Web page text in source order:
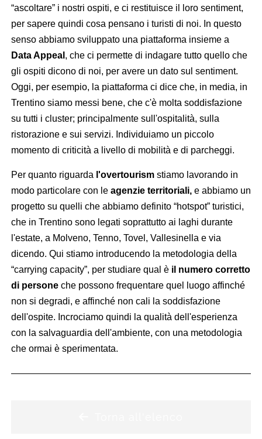
“ascoltare” i nostri ospiti, e ci restituisce il loro sentiment,
per sapere quindi cosa pensano i turisti di noi. In questo
senso abbiamo sviluppato una piattaforma insieme a
Data Appeal , che ci permette di indagare tutto quello che
gli ospiti dicono di noi, per avere un dato sul sentiment.
Oggi, per esempio, la piattaforma ci dice che, in media, in
Trentino siamo messi bene, che c'è molta soddisfazione
su tutti i cluster; principalmente sull'ospitalità, sulla
ristorazione e sui servizi. Individuiamo un piccolo
momento di criticità a livello di mobilità e di parcheggi.
Per quanto riguarda l'overtourism stiamo lavorando in
modo particolare con le agenzie territoriali,e abbiamo un
progetto su quelli che abbiamo definito “hotspot” turistici,
che in Trentino sono legati soprattutto ai laghi durante
l'estate, a Molveno, Tenno, Tovel, Vallesinella e via
dicendo. Qui stiamo introducendo la metodologia della
“carrying capacity”, per studiare qual è il numero corretto
di persone che possono frequentare quel luogo affinché
non si degradi, e affinché non cali la soddisfazione
dell'ospite. Incrociamo quindi la qualità dell'esperienza
con la salvaguardia dell'ambiente, con una metodologia
che ormai è sperimentata.